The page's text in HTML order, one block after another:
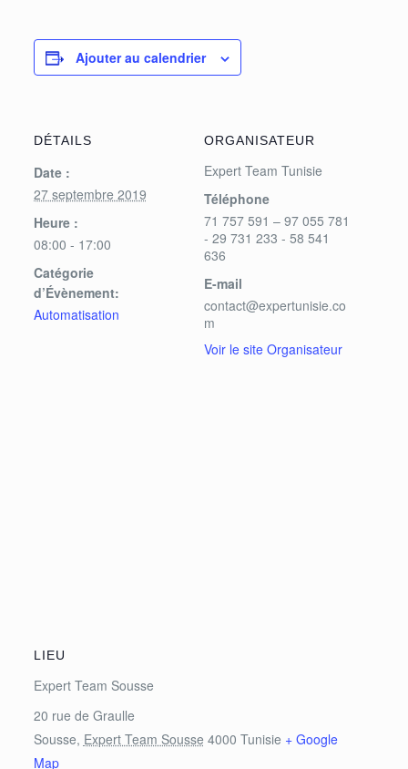
Ajouter au calendrier
DÉTAILS
Date :
27 septembre 2019
Heure :
08:00 - 17:00
Catégorie
d’Évènement:
Automatisation
ORGANISATEUR
Expert Team Tunisie
Téléphone
71 757 591 – 97 055 781
- 29 731 233 - 58 541
636
E-mail
contact@expertunisie.co
m
Voir le site Organisateur
LIEU
Expert Team Sousse
20 rue de Graulle
Sousse, Expert Team Sousse 4000 Tunisie + Google
Map